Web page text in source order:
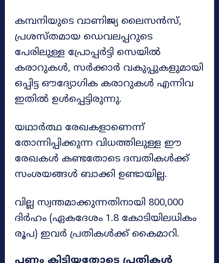
കമ്പനിയുടെ വാണിജ്യ ലൈസൻസ്,
പ്രശസ്തമായ ഡെവലപ്പറുടെ
പേരിലുള്ള പ്രോപ്പർട്ടി സെയിൽ
കരാറുകൾ, സർക്കാർ വകുപ്പുകളുമായി
ഒപ്പിട്ട ഔദ്യോഗിക കരാറുകൾ എന്നിവ
ഇതിൽ ഉൾപ്പെട്ടിരുന്നു.
യഥാർത്ഥ രേഖകളാണെന്ന്
തോന്നിപ്പിക്കുന്ന വിധത്തിലുള്ള ഈ
രേഖകൾ കണ്ടതോടെ ദമ്പതികൾക്ക്
സംശയങ്ങൾ ബാക്കി ഉണ്ടായില്ല.
വില്ല സ്വന്തമാക്കുന്നതിനായി 800,000
ദിർഹം (ഏകദേശം 1.8 കോടിയിലധികം
രൂപ) ഇവർ പ്രതികൾക്ക് കൈമാറി.